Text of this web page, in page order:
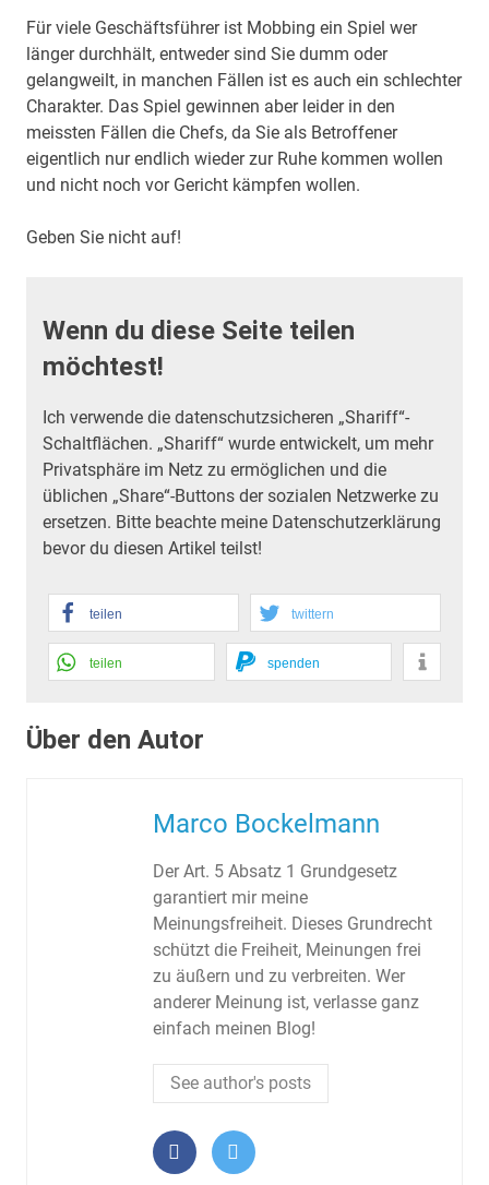
Für viele Geschäftsführer ist Mobbing ein Spiel wer
länger durchhält, entweder sind Sie dumm oder
gelangweilt, in manchen Fällen ist es auch ein schlechter
Charakter. Das Spiel gewinnen aber leider in den
meissten Fällen die Chefs, da Sie als Betroffener
eigentlich nur endlich wieder zur Ruhe kommen wollen
und nicht noch vor Gericht kämpfen wollen.
Geben Sie nicht auf!
Wenn du diese Seite teilen
möchtest!
Ich verwende die datenschutzsicheren „Shariff“-
Schaltflächen. „Shariff“ wurde entwickelt, um mehr
Privatsphäre im Netz zu ermöglichen und die
üblichen „Share“-Buttons der sozialen Netzwerke zu
ersetzen. Bitte beachte meine Datenschutzerklärung
bevor du diesen Artikel teilst!
teilen twittern
teilen spenden
Über den Autor
Marco Bockelmann
Der Art. 5 Absatz 1 Grundgesetz
garantiert mir meine
Meinungsfreiheit. Dieses Grundrecht
schützt die Freiheit, Meinungen frei
zu äußern und zu verbreiten. Wer
anderer Meinung ist, verlasse ganz
einfach meinen Blog!
See author's posts